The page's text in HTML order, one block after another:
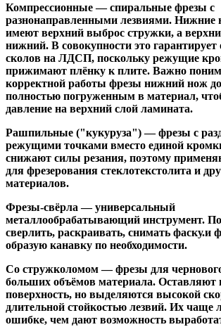
Компрессионные— спиральные фрезы с
разнонаправленными лезвиями. Нижние
имеют верхний выброс стружки, а
нижний. В совокупности это гарантирует
сколов на ЛДСП, поскольку режущие
прижимают плёнку к плите. Важно
корректной работы фрезы нижний нож
полностью погруженным в материал,
давление на верхний слой ламината.
Рашпильные ("кукуруза")— фрезы с
режущими точками вместо единой
снижают силы резания, поэтому
для фрезерования стеклотекстолита и
материалов.
Фрезы-свёрла — универсальный
металлообрабатывающий инструмент.
сверлить, раскраивать, снимать фаску.и
образую канавку по необходимости.
Со стружколомом— фрезы для
больших объёмов материала. Оставляют
поверхность, но выделяются высокой
длительной стойкостью лезвий. Их чаще
ошибке, чем дают возможность